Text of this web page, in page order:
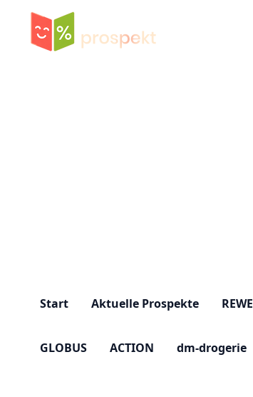
Start Aktuelle Prospekte REWE
GLOBUS ACTION dm-drogerie